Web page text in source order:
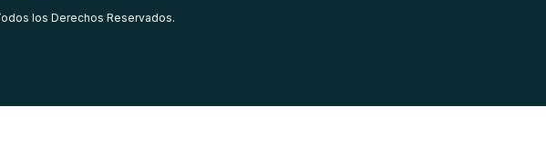
los Derechos Reservados.